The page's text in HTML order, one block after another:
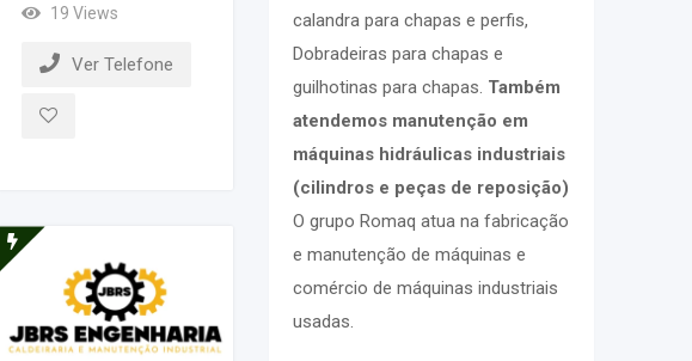
19 Views
Ver Telefone
calandra para chapas e perfis,
Dobradeiras para chapas e
guilhotinas para chapas. Também
atendemos manutenção em
máquinas hidráulicas industriais
(cilindros e peças de reposição)
O grupo Romaq atua na fabricação
e manutenção de máquinas e
comércio de máquinas industriais
usadas.